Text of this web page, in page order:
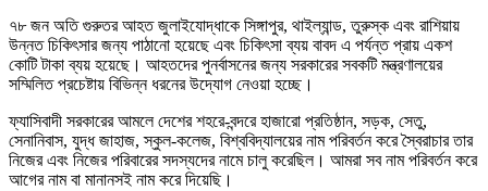
৭৮ জন অতি গুরুতর আহত জুলাইযোদ্ধাকে সিঙ্গাপুর, থাইল্যান্ড, তুরুস্ক এবং রাশিয়ায়
উন্নত চিকিৎসার জন্য পাঠানো হয়েছে এবং চিকিৎসা ব্যয় বাবদ এ পর্যন্ত প্রায় একশ
কোটি টাকা ব্যয় হয়েছে। আহতদের পুনর্বাসনের জন্য সরকারের সবকটি মন্ত্রণালয়ের
সম্মিলিত প্রচেষ্টায় বিভিন্ন ধরনের উদ্যোগ নেওয়া হচ্ছে।
ফ্যাসিবাদী সরকারের আমলে দেশের শহরে-বন্দরে হাজারো প্রতিষ্ঠান, সড়ক, সেতু,
সেনানিবাস, যুদ্ধ জাহাজ, স্কুল-কলেজ, বিশ্ববিদ্যালয়ের নাম পরিবর্তন করে স্বৈরাচার তার
নিজের এবং নিজের পরিবারের সদস্যদের নামে চালু করেছিল। আমরা সব নাম পরিবর্তন করে
আগের নাম বা মানানসই নাম করে দিয়েছি।